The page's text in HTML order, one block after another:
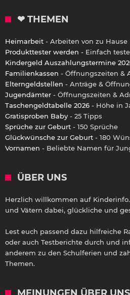
❤ THEMEN
Heimarbeit - Arbeiten von zu Hause
Produkttester werden - Einfach
Kindergeld Auszahlungstermine
Familienkassen - Öffnungszeiten &
Elterngeldstellen - Anträge &
Jugendämter - Öffnungszeiten &
Taschengeldtabelle 2026 - Höhe in
Gratisproben Baby - 25 Tipps
Sprüche zur Geburt - 150 Sprüche
Glückwünsche zur Geburt - 180
Vornamen - Beliebte Namen für
ÜBER UNS
Herzlich willkommen auf
und Vätern dabei, glückliche und
Lest euch passend dazu hilfreiche
oder auch Testberichte durch und
anderem zu den Schulferien und
Themen.